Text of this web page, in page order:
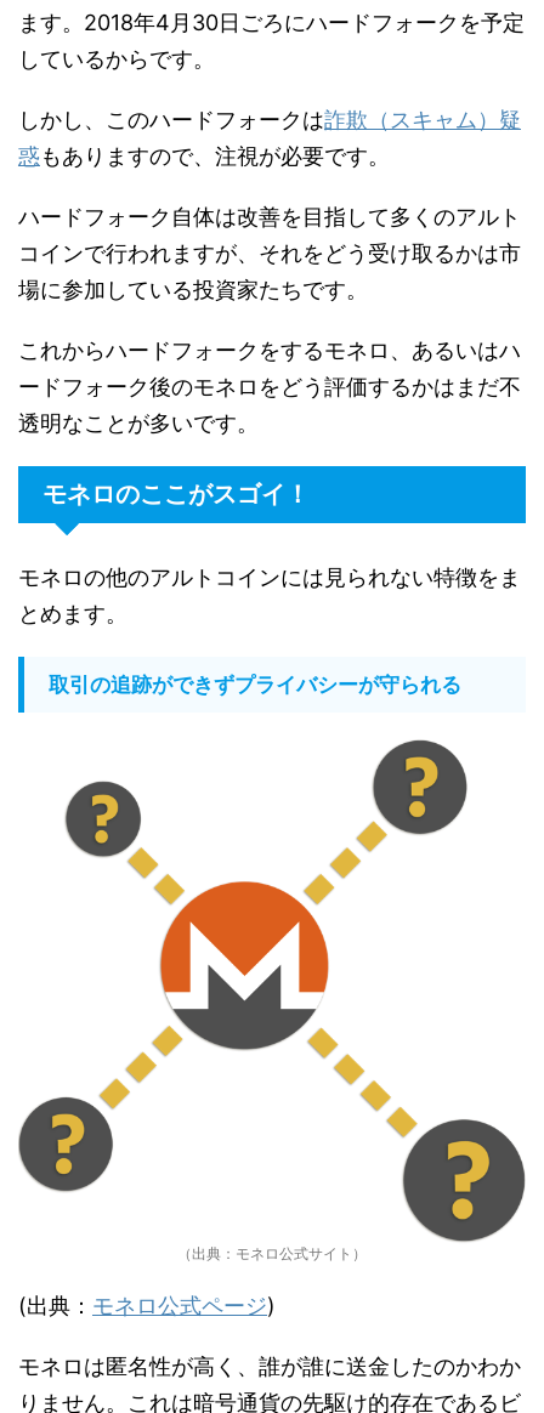
ます。2018年4月30日ごろにハードフォークを予定
しているからです。
しかし、このハードフォークは詐欺（スキャム）疑
惑もありますので、注視が必要です。
ハードフォーク自体は改善を目指して多くのアルト
コインで行われますが、それをどう受け取るかは市
場に参加している投資家たちです。
これからハードフォークをするモネロ、あるいはハ
ードフォーク後のモネロをどう評価するかはまだ不
透明なことが多いです。
モネロのここがスゴイ！
モネロの他のアルトコインには見られない特徴をま
とめます。
取引の追跡ができずプライバシーが守られる
（出典：モネロ公式サイト）
(出典： モネロ公式ページ)
モネロは匿名性が高く、誰が誰に送金したのかわか
りません。これは暗号通貨の先駆け的存在であるビ